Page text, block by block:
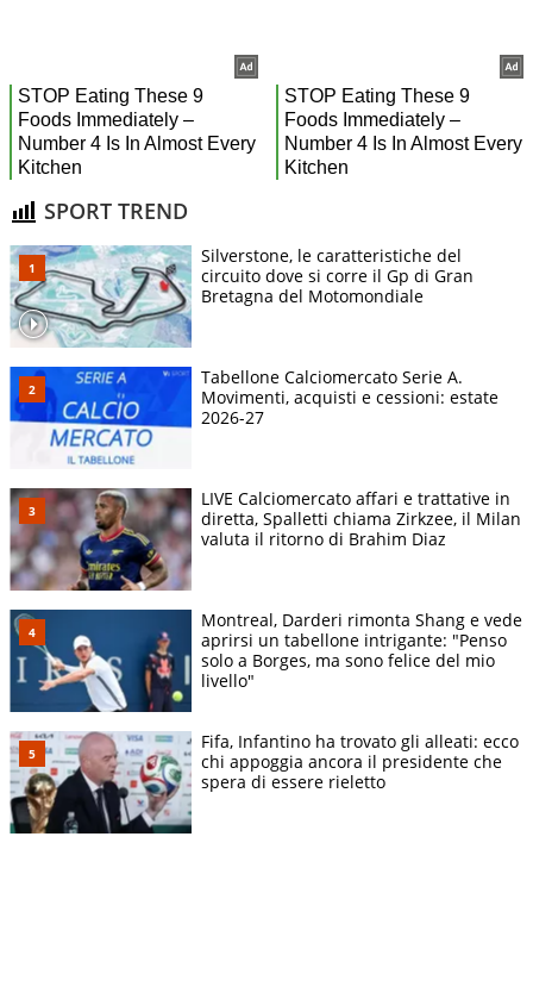
SPORT TREND
Silverstone, le caratteristiche del
circuito dove si corre il Gp di Gran
Bretagna del Motomondiale
Tabellone Calciomercato Serie A.
Movimenti, acquisti e cessioni: estate
2026-27
LIVE Calciomercato affari e trattative in
diretta, Spalletti chiama Zirkzee, il Milan
valuta il ritorno di Brahim Diaz
Montreal, Darderi rimonta Shang e vede
aprirsi un tabellone intrigante: "Penso
solo a Borges, ma sono felice del mio
livello"
Fifa, Infantino ha trovato gli alleati: ecco
chi appoggia ancora il presidente che
spera di essere rieletto